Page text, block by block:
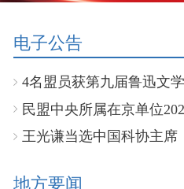
电子公告
4名盟员获第九届鲁迅文
民盟中央所属在京单位
王光谦当选中国科协主席
地方要闻